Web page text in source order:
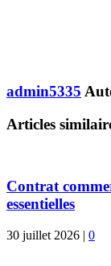
admin5335
Articles
Contrat
essentielles
30 juillet 2026 | 0